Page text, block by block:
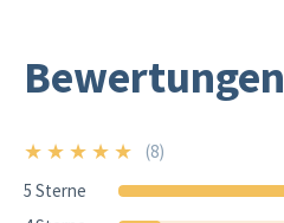
Bewertungen
★ ★ ★ ★ ★ 5/5
(8)
5 Sterne